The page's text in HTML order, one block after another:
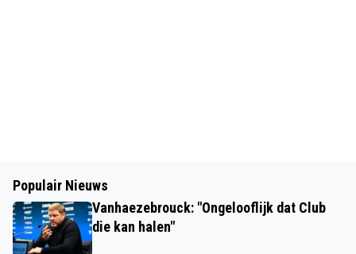
Populair Nieuws
Vanhaezebrouck: "Ongelooflijk dat Club
die kan halen"